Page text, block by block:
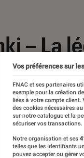
– La
Vos préférences sur
FNAC et ses partenaires
exemple pour la création
liées à votre compte
des cookies nécessaires
sur notre catalogue et la
sécuriser vos transactions.
Notre organisation et ses
telles que les identifiants
pouvez accepter ou gérer